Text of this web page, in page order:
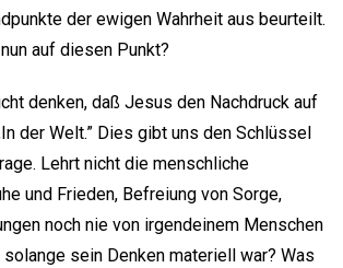
der ewigen Wahrheit aus beurteilt.
auf diesen Punkt?
denken, daß Jesus den Nachdruck auf
der Welt.” Dies gibt uns den Schlüssel
Lehrt nicht die menschliche
und Frieden, Befreiung von Sorge,
noch nie von irgendeinem Menschen
sein Denken materiell war? Was